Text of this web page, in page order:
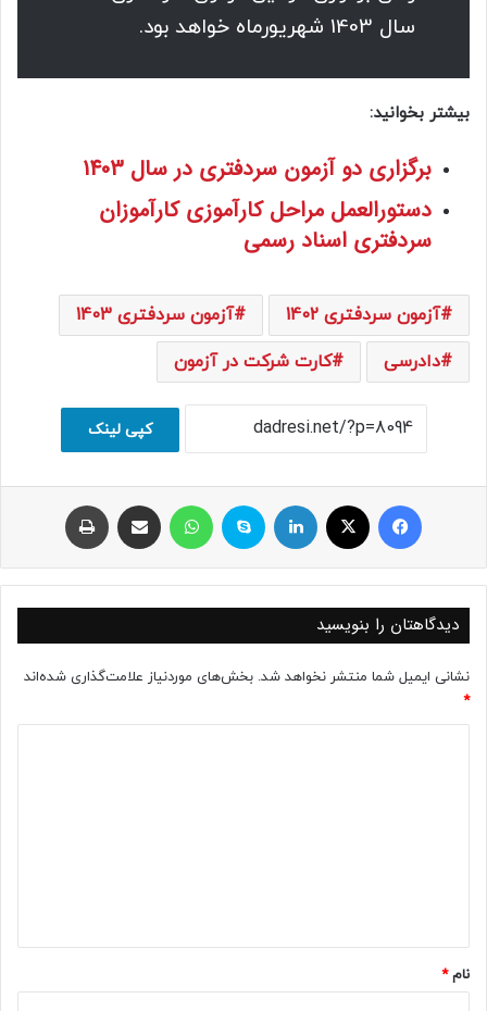
سال 1403 شهریورماه خواهد بود.
بیشتر بخوانید:
برگزاری دو آزمون سردفتری در سال 1403
دستورالعمل مراحل کارآموزی کارآموزان
سردفتری اسناد رسمی
آزمون سردفتری 1402
آزمون سردفتری 1403
دادرسی
کارت شرکت در آزمون
کپی لینک
فیسبوک ایکس لینکداین اسکایپ واتس آپ اشتراک با ایمیل
دیدگاهتان را بنویسید
نشانی ایمیل شما منتشر نخواهد شد. بخش‌های موردنیاز علامت‌گذاری شده‌اند
*
نام*